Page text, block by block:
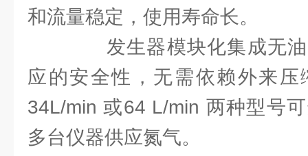
和流量稳定，使用寿命长。
发生器模块化集成无油
应的安全性，无需依赖外来
34L/min 或64 L/min 两种型号
多台仪器供应氮气。